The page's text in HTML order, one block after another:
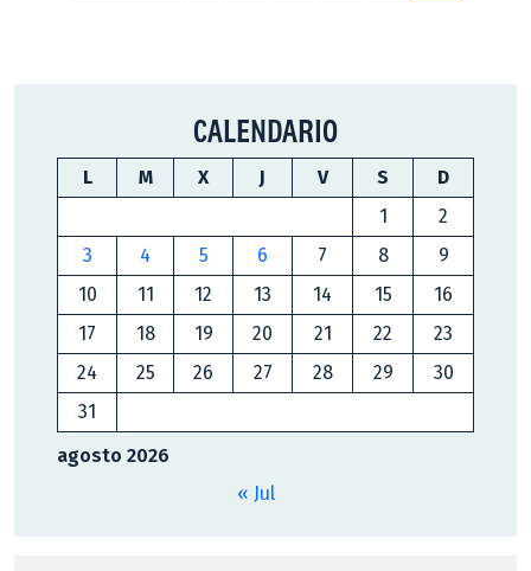
CALENDARIO
agosto 2026
L M X J V S
D
1
2
3
4 5 6 7 8
9
10
11 12 13 14 15
16
17
18 19 20 21 22
23
24
25 26 27 28 29
30
31
« Jul